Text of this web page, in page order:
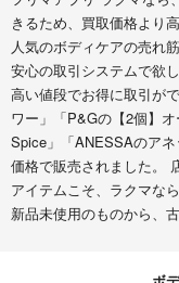
きるため、買取価格より
人気のボディケアの売れ
安心の取引システムで欲
高い値段でお得に取引
ワー」「P&Gの【2個】
Spice」「ANESSAのア
価格で販売されました。
アイテムこそ、ラクマな
新品未使用のものから、